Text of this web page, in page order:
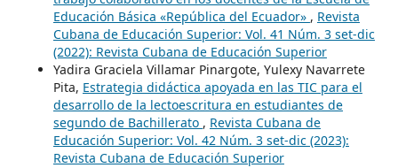
Educación Básica «República del Ecuador» , Revista
Cubana de Educación Superior: Vol. 41 Núm. 3 set-dic
(2022): Revista Cubana de Educación Superior
Yadira Graciela Villamar Pinargote, Yulexy Navarrete
Pita, Estrategia didáctica apoyada en las TIC para el
desarrollo de la lectoescritura en estudiantes de
segundo de Bachillerato , Revista Cubana de
Educación Superior: Vol. 42 Núm. 3 set-dic (2023):
Revista Cubana de Educación Superior